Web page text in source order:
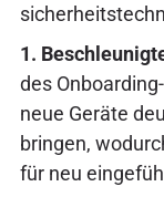
1.
des
neue Geräte
bringen,
für neu